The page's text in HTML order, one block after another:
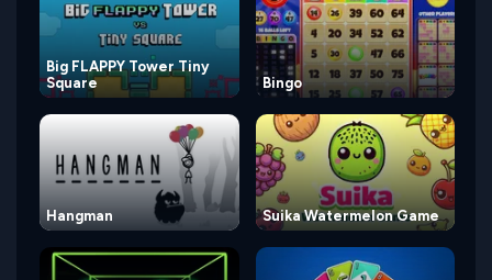
Big FLAPPY Tower Tiny
Square
Bingo
Hangman Suika Watermelon Game